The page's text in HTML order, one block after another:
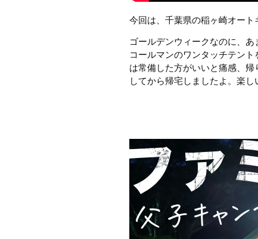
今回は、千葉県の稲ヶ崎オート
ゴールデンウィークなのに、あ
コールマンのワンタッチテン
は常備した方がいいと痛感、
してから帰宅しましたよ。楽し